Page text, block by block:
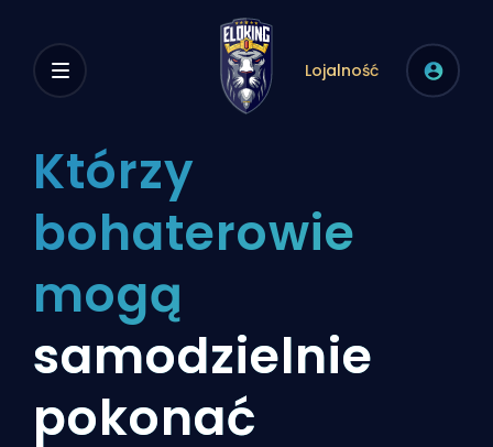
Lojalność
Którzy
bohaterowie
mogą
samodzielnie
pokonać